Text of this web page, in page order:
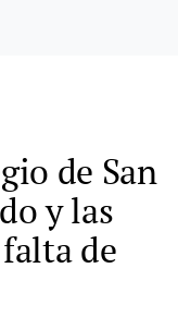
de San
y las
de